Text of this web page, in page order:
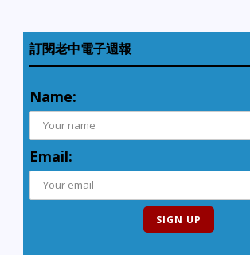
訂閱老中電子週報
Name:
Email: